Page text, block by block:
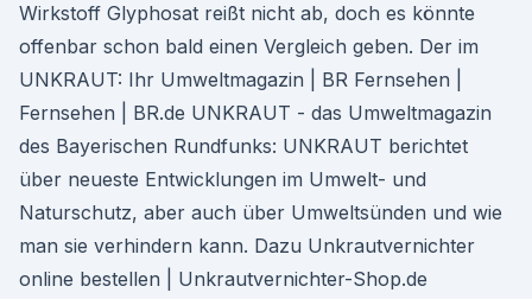
Wirkstoff Glyphosat reißt nicht ab, doch es könnte
offenbar schon bald einen Vergleich geben. Der im
UNKRAUT: Ihr Umweltmagazin | BR Fernsehen |
Fernsehen | BR.de UNKRAUT - das Umweltmagazin
des Bayerischen Rundfunks: UNKRAUT berichtet
über neueste Entwicklungen im Umwelt- und
Naturschutz, aber auch über Umweltsünden und wie
man sie verhindern kann. Dazu Unkrautvernichter
online bestellen | Unkrautvernichter-Shop.de